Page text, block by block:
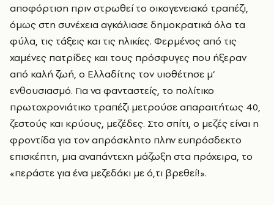
αποφόρτιση πριν στρωθεί το οικογενειακό τραπέζι,
όμως στη συνέχεια αγκάλιασε δημοκρατικά όλα τα
φύλα, τις τάξεις και τις ηλικίες. Φερμένος από τις
χαμένες πατρίδες και τους πρόσφυγες που ήξεραν
από καλή ζωή, ο Ελλαδίτης τον υιοθέτησε μ’
ενθουσιασμό. Για να φανταστείς, το πολίτικο
πρωτοχρονιάτικο τραπέζι μετρούσε απαραιτήτως 40,
ζεστούς και κρύους, μεζέδες. Στο σπίτι, ο μεζές είναι η
φροντίδα για τον απρόσκλητο πλην ευπρόσδεκτο
επισκέπτη, μια αναπάντεχη μάζωξη στα πρόχειρα, το
«περάστε για ένα μεζεδάκι με ό,τι βρεθεί!».